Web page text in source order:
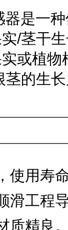
器是一
/茎干
或植物
茎的生
使用寿
滑工程
质精良